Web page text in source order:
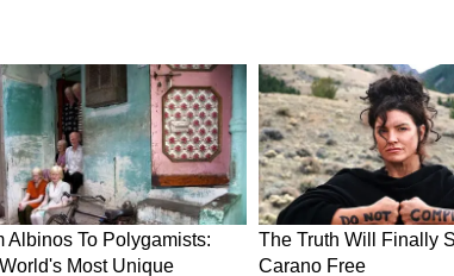
কমিশন। কমিশনের প্রধান স্বাতী মালিওয়াল
এলাকায় একটি মেয়েকে রড দিয়ে পিটিয়ে
নেই। একে কারও কিছু যায় আসে না। মেয়েদের
দিল্লির অনেকেই এই ঘটনার নিন্দা করেছেন।